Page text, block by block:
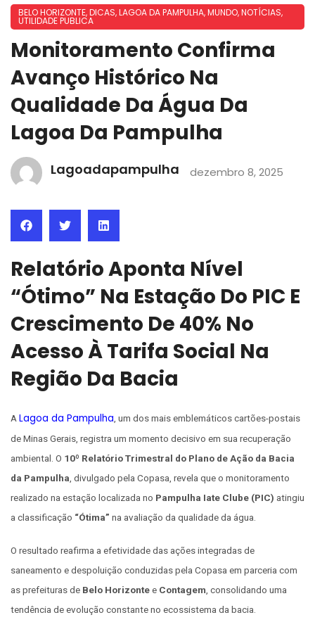
BELO HORIZONTE,DICAS,LAGOA DA PAMPULHA,MUNDO,NOTÍCIAS,
UTILIDADE PUBLICA
Monitoramento Confirma
Avanço Histórico Na
Qualidade Da Água Da
Lagoa Da Pampulha
Lagoadapampulha dezembro 8, 2025
Relatório Aponta Nível
“Ótimo” Na Estação Do PIC E
Crescimento De 40% No
Acesso À Tarifa Social Na
Região Da Bacia
A Lagoa da Pampulha , um dos mais emblemáticos cartões-postais
de Minas Gerais, registra um momento decisivo em sua recuperação
ambiental. O 10º Relatório Trimestral do Plano de Ação da Bacia
da Pampulha , divulgado pela Copasa, revela que o monitoramento
realizado na estação localizada no Pampulha Iate Clube (PIC) atingiu
a classificação “Ótima” na avaliação da qualidade da água.
O resultado reafirma a efetividade das ações integradas de
saneamento e despoluição conduzidas pela Copasa em parceria com
as prefeituras de Belo Horizontee Contagem, consolidando uma
tendência de evolução constante no ecossistema da bacia.